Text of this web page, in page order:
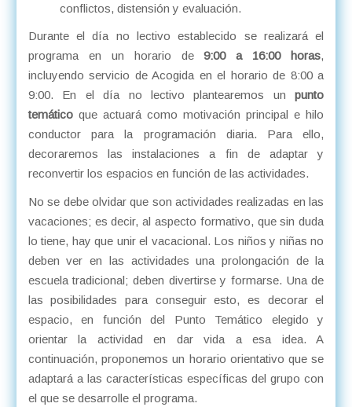
conflictos, distensión y evaluación.
Durante el día no lectivo establecido se realizará el
programa en un horario de9:00 a 16:00 horas,
incluyendo servicio de Acogida en el horario de 8:00 a
9:00. En el día no lectivo plantearemos un punto
temáticoque actuará como motivación principal e hilo
conductor para la programación diaria. Para ello,
decoraremos las instalaciones a fin de adaptar y
reconvertir los espacios en función de las actividades.
No se debe olvidar que son actividades realizadas en las
vacaciones; es decir, al aspecto formativo, que sin duda
lo tiene, hay que unir el vacacional. Los niños y niñas no
deben ver en las actividades una prolongación de la
escuela tradicional; deben divertirse y formarse. Una de
las posibilidades para conseguir esto, es decorar el
espacio, en función del Punto Temático elegido y
orientar la actividad en dar vida a esa idea. A
continuación, proponemos un horario orientativo que se
adaptará a las características específicas del grupo con
el que se desarrolle el programa.